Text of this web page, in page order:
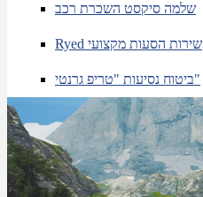
שלמה סיקסט השכרת רכב
Ryed שירות הסעות מקצועי
ביטוח נסיעות "טריפ גרנטי"